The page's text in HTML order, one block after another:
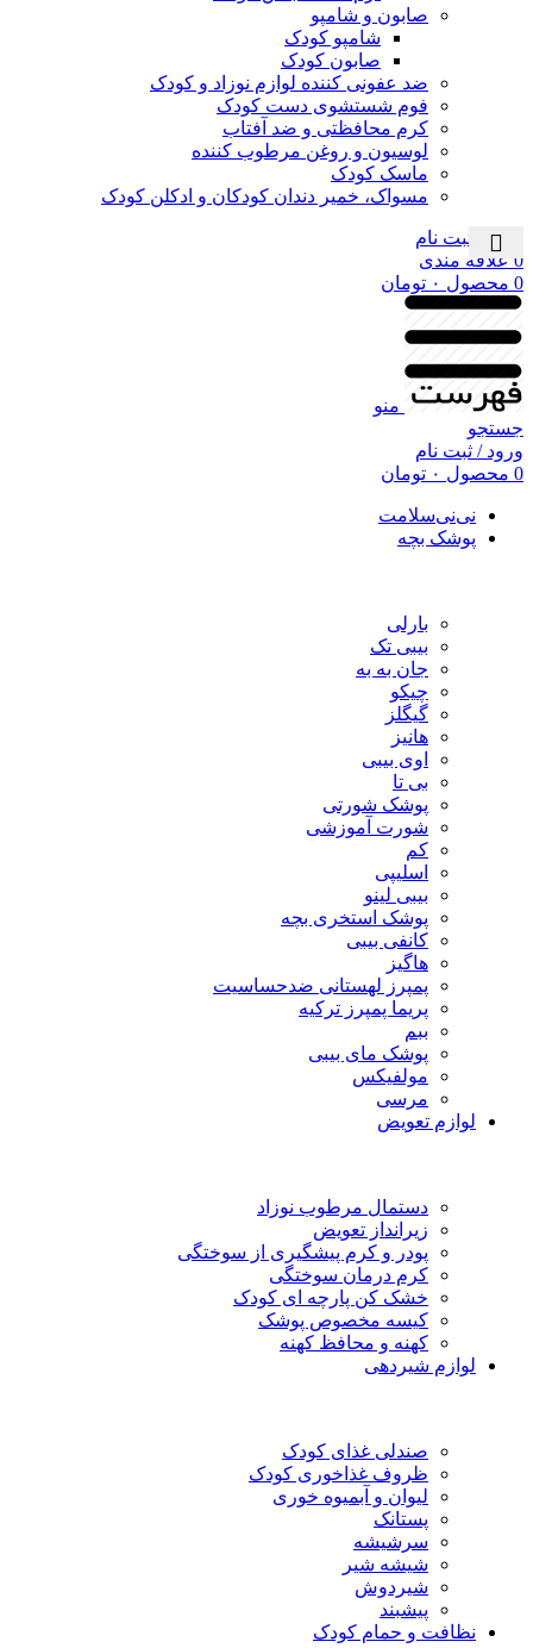
صابون و شامپو
شامپو کودک
صابون کودک
ضد عفونی کننده لوازم نوزاد و کودک
فوم شستشوی دست کودک
کرم محافظتی و ضد آفتاب
لوسیون و روغن مرطوب کننده
ماسک کودک
مسواک، خمیر دندان کودکان و ادکلن کودک
ورود / ثبت نام
0 علاقه مندی
0 محصول ۰ تومان
منو
جستجو
ورود / ثبت نام
0 محصول ۰ تومان
نی‌نی‌سلامت
پوشک بچه
بارلی
بیبی تک
جان به به
چیکو
گیگلز
هانیز
اوی بیبی
بی تا
پوشک شورتی
شورت آموزشی
کم
اسلیپی
بیبی لینو
پوشک استخری بچه
کانفی بیبی
هاگیز
پمپرز لهستانی ضدحساسیت
پریما پمپرز ترکیه
ببم
پوشک مای بیبی
مولفیکس
مرسی
لوازم تعویض
دستمال مرطوب نوزاد
زیرانداز تعویض
پودر و کرم پیشگیری از سوختگی
کرم درمان سوختگی
خشک کن پارچه ای کودک
کیسه مخصوص پوشک
کهنه و محافظ کهنه
لوازم شیردهی
صندلی غذای کودک
ظروف غذاخوری کودک
لیوان و آبمیوه خوری
پستانک
سرشیشه
شیشه شیر
شیردوش
پیشبند
نظافت و حمام کودک